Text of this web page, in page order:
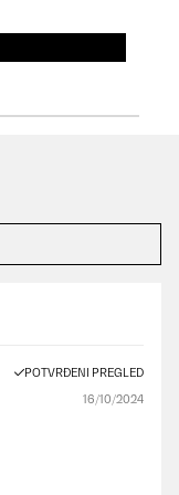
POTVRĐENI PREGLED
16/10/2024